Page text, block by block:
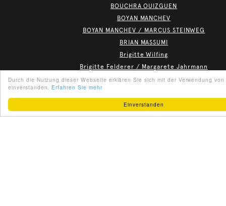
Einverstanden
Durch die Nutzung dieser Webseite erklären Sie sich mit der Verwendung von
einverstanden. Erfahren Sie mehr
BOUCHRA OUIZGUEN
BOYAN MANCHEV
BOYAN MANCHEV / MARCUS STEINWEG
BRIAN MASSUMI
Brigitte Wilfing
Brigitte Felderer / Margarete Jahrmann
Brigitte Theißl / Our Bodies in conversation with Ina
Britta Wirthmüller, Petra Zanki
BRUCE FERGUSON, NATHANIEL BOWDITCH